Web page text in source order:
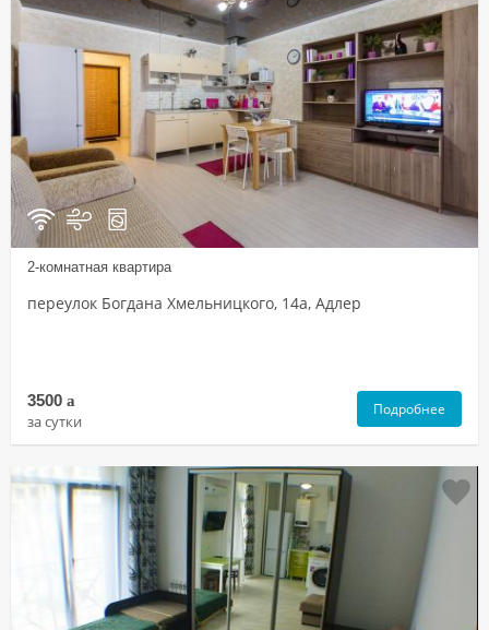
2-комнатная квартира
переулок Богдана Хмельницкого, 14а, Адлер
3500 a
за сутки
Подробнее